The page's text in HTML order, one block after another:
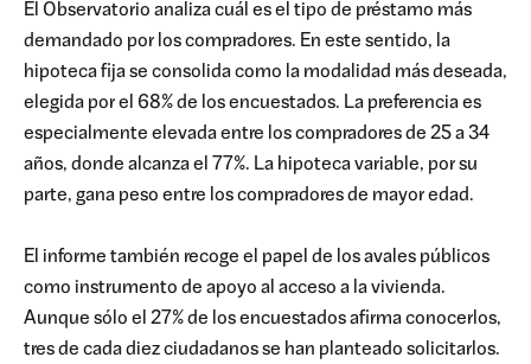
El Observatorio analiza cuál es el tipo de préstamo más
demandado por los compradores. En este sentido, la
hipoteca fija se consolida como la modalidad más deseada,
elegida por el 68% de los encuestados. La preferencia es
especialmente elevada entre los compradores de 25 a 34
años, donde alcanza el 77%. La hipoteca variable, por su
parte, gana peso entre los compradores de mayor edad.
El informe también recoge el papel de los avales públicos
como instrumento de apoyo al acceso a la vivienda.
Aunque sólo el 27% de los encuestados afirma conocerlos,
tres de cada diez ciudadanos se han planteado solicitarlos.